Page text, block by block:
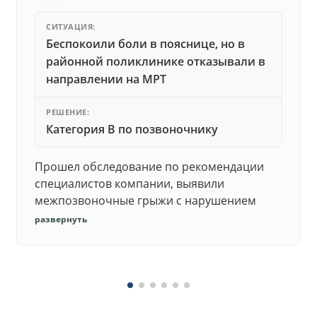
СИТУАЦИЯ:
Беспокоили боли в пояснице, но в
районной поликлинике отказывали в
направлении на МРТ
РЕШЕНИЕ:
Категория В по позвоночнику
Прошел обследование по рекомендации
специалистов компании, выявили
межпозвоночные грыжи с нарушением
функций. Юристы подготовили документы,
развернуть